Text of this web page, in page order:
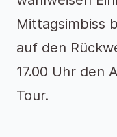
Mittagsimbiss
auf den
17.00 Uhr den
Tour.